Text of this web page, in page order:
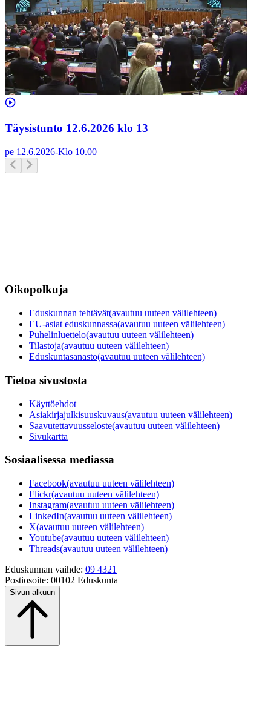
Täysistunto 12.6.2026 klo 13
pe 12.6.2026-Klo 10.00
Oikopolkuja
Eduskunnan tehtävät(avautuu uuteen välilehteen)
EU-asiat eduskunnassa(avautuu uuteen välilehteen)
Puhelinluettelo(avautuu uuteen välilehteen)
Tilastoja(avautuu uuteen välilehteen)
Eduskuntasanasto(avautuu uuteen välilehteen)
Tietoa sivustosta
Käyttöehdot
Asiakirjajulkisuuskuvaus(avautuu uuteen välilehteen)
Saavutettavuusseloste(avautuu uuteen välilehteen)
Sivukartta
Sosiaalisessa mediassa
Facebook(avautuu uuteen välilehteen)
Flickr(avautuu uuteen välilehteen)
Instagram(avautuu uuteen välilehteen)
LinkedIn(avautuu uuteen välilehteen)
X(avautuu uuteen välilehteen)
Youtube(avautuu uuteen välilehteen)
Threads(avautuu uuteen välilehteen)
Eduskunnan vaihde: 09 4321
Postiosoite: 00102 Eduskunta
Sivun alkuun